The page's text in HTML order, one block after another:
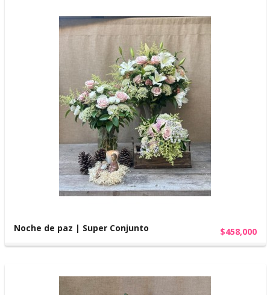
Noche de paz | Super Conjunto $458,000